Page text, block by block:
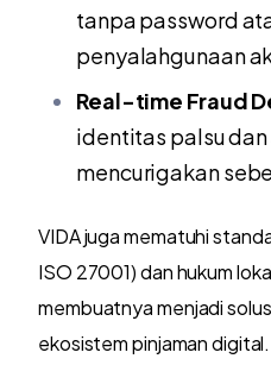
tanpa password
penyalahgunaan
Real-time Fraud
identitas palsu
mencurigakan
VIDA juga mematuhi
ISO 27001) dan hukum
membuatnya menjadi
ekosistem pinjaman digital.